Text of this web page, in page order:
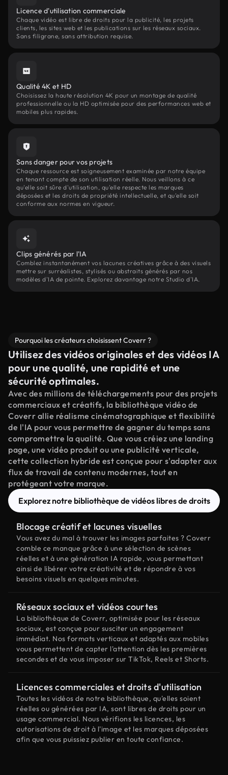
Licence d'utilisation commerciale
Chaque vidéo est libre de droits pour la publicité, les projets
clients, les sites web et les publications sur les réseaux sociaux.
Sans filigrane, sans attribution requise.
Qualité 4K et HD
Choisissez la haute résolution 4K pour un montage de qualité
professionnelle ou la HD optimisée pour des performances web et
mobiles plus rapides.
Sans danger pour vos projets
Chaque ressource est soigneusement examinée par notre équipe
en tenant compte de son utilisation réelle. Nous veillons à ce
qu'elle soit sûre d'utilisation, qu'elle respecte les marques
déposées et les droits de propriété intellectuelle, et qu'elle soit
conforme aux normes en vigueur.
Clips générés par l'IA
Comblez instantanément vos lacunes créatives grâce à des visuels
mettre sur surréalistes, stylisés ou abstraits générés par nos
modèles d'IA de pointe. Explorez davantage notre Studio d'IA.
Pourquoi les créateurs choisissent Coverr ?
Utilisez des vidéos originales et des vidéos IA
pour une qualité, une rapidité et une
sécurité optimales.
Avec des millions de téléchargements pour des projets
commerciaux et créatifs, la bibliothèque vidéo de
Coverr allie réalisme cinématographique et flexibilité
de l'IA pour vous permettre de gagner du temps sans
compromettre la qualité. Que vous créiez une landing
page, une vidéo produit ou une publicité verticale,
cette collection hybride est conçue pour s'adapter aux
flux de travail de contenu modernes, tout en
protégeant votre marque.
Explorez notre bibliothèque de vidéos libres de droits
Blocage créatif et lacunes visuelles
Vous avez du mal à trouver les images parfaites ? Coverr
comble ce manque grâce à une sélection de scènes
réelles et à une génération IA rapide, vous permettant
ainsi de libérer votre créativité et de répondre à vos
besoins visuels en quelques minutes.
Réseaux sociaux et vidéos courtes
La bibliothèque de Coverr, optimisée pour les réseaux
sociaux, est conçue pour susciter un engagement
immédiat. Nos formats verticaux et adaptés aux mobiles
vous permettent de capter l'attention dès les premières
secondes et de vous imposer sur TikTok, Reels et Shorts.
Licences commerciales et droits d'utilisation
Toutes les vidéos de notre bibliothèque, qu'elles soient
réelles ou générées par IA, sont libres de droits pour un
usage commercial. Nous vérifions les licences, les
autorisations de droit à l'image et les marques déposées
afin que vous puissiez publier en toute confiance.